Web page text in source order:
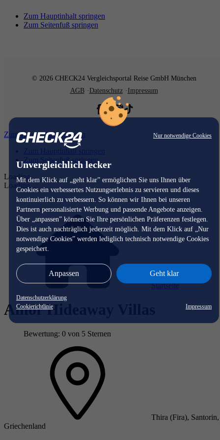
Nur notwendige Cookies
Unvergleichlich lecker
Mit dem Klick auf „geht klar” ermöglichen Sie uns Ihnen über
Cookies ein verbessertes Nutzungserlebnis zu servieren und dieses
kontinuierlich zu verbessern. So können wir Ihnen bei unseren
Partnern personalisierte Werbung und passende Angebote anzeigen.
Über „anpassen” können Sie Ihre persönlichen Präferenzen festlegen.
Dies ist auch nachträglich jederzeit möglich. Mit dem Klick auf „Nur
notwendige Cookies” werden lediglich technisch notwendige Cookies
gespeichert.
Anpassen Geht klar
Datenschutzerklärung
Cookierichtlinie
Impressum
Zum Hauptinhalt springen
Zum Seitenfuß springen
© 2026 CHECK24 Vergleichsportal Reise GmbH München
AGB
Datenschutz Impressum
Zum Hauptinhalt springen
Zum Hauptinhalt springen
Zum Seitenfuß springen
Loading...
Loading...
Startseite
Amor Hideaway Villas
Bewertung: 0 von 5 Sternen
Thira (Fira), Santorin,
Griechenland